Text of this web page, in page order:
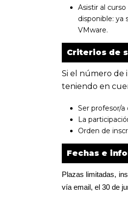
Asistir al
disponible: ya
VMware.
Criterios de
Si el número de
teniendo en
Ser profesor/
La
Orden de
Fechas e
Plazas limitadas,
vía email, el 30 de